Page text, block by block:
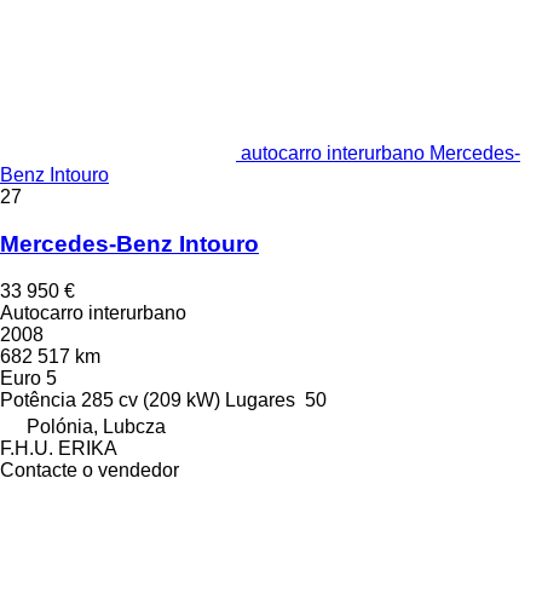
autocarro interurbano Mercedes-
Benz Intouro
27
Mercedes-Benz Intouro
33 950 €
Autocarro interurbano
2008
682 517 km
Euro 5
Potência 285 cv (209 kW) Lugares 50
Polónia, Lubcza
F.H.U. ERIKA
Contacte o vendedor